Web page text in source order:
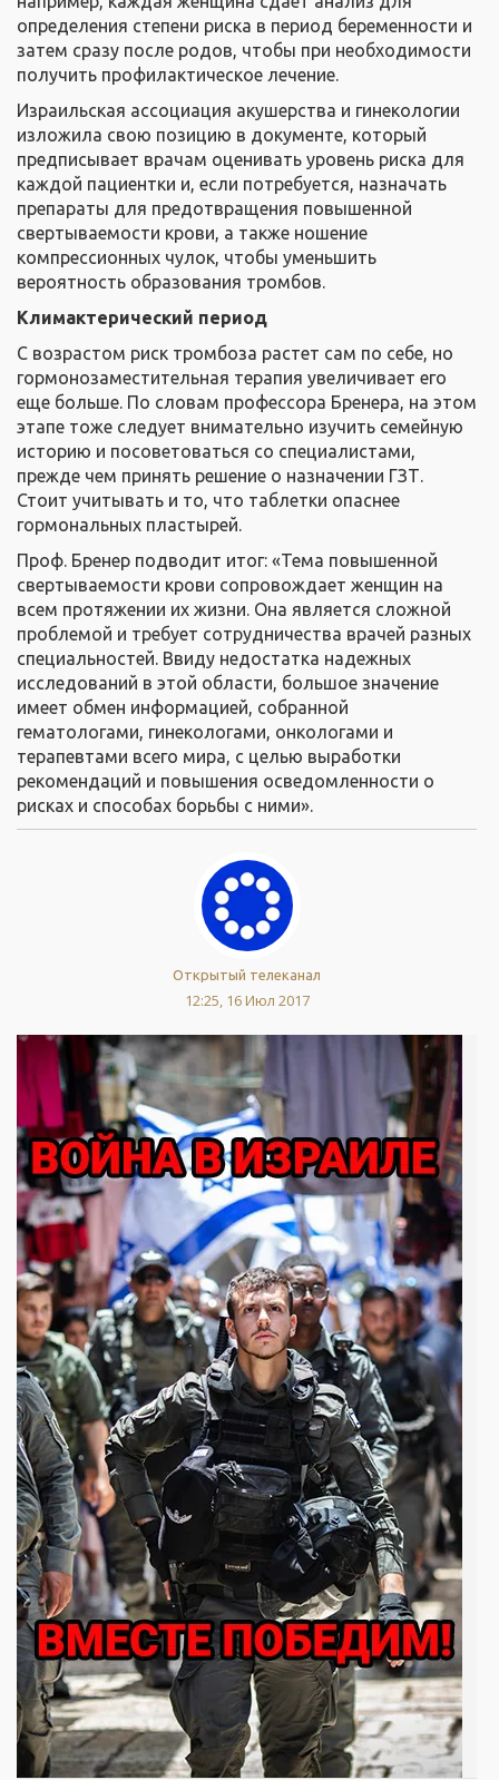
определения степени риска в период беременности и
затем сразу после родов, чтобы при необходимости
получить профилактическое лечение.
Израильская ассоциация акушерства и гинекологии
изложила свою позицию в документе, который
предписывает врачам оценивать уровень риска для
каждой пациентки и, если потребуется, назначать
препараты для предотвращения повышенной
свертываемости крови, а также ношение
компрессионных чулок, чтобы уменьшить
вероятность образования тромбов.
Климактерический период
С возрастом риск тромбоза растет сам по себе, но
гормонозаместительная терапия увеличивает его
еще больше. По словам профессора Бренера, на этом
этапе тоже следует внимательно изучить семейную
историю и посоветоваться со специалистами,
прежде чем принять решение о назначении ГЗТ.
Стоит учитывать и то, что таблетки опаснее
гормональных пластырей.
Проф. Бренер подводит итог: «Тема повышенной
свертываемости крови сопровождает женщин на
всем протяжении их жизни. Она является сложной
проблемой и требует сотрудничества врачей разных
специальностей. Ввиду недостатка надежных
исследований в этой области, большое значение
имеет обмен информацией, собранной
гематологами, гинекологами, онкологами и
терапевтами всего мира, с целью выработки
рекомендаций и повышения осведомленности о
рисках и способах борьбы с ними».
Открытый телеканал
12:25, 16 Июл 2017